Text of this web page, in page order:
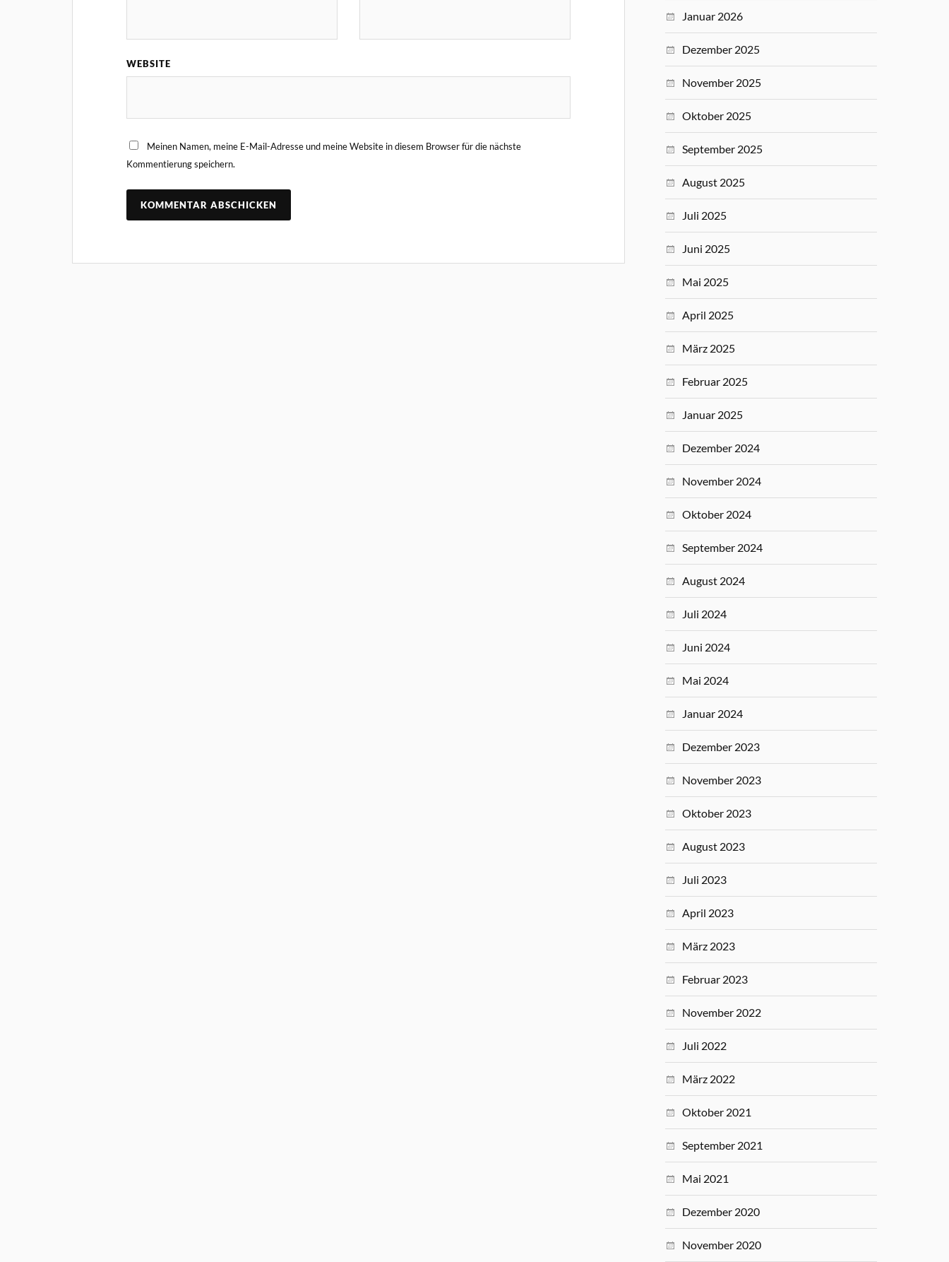
WEBSITE
Meinen Namen, meine E-Mail-Adresse und meine Website in diesem Browser für die nächste
Kommentierung speichern.
Januar 2026
Dezember 2025
November 2025
Oktober 2025
September 2025
August 2025
Juli 2025
Juni 2025
Mai 2025
April 2025
März 2025
Februar 2025
Januar 2025
Dezember 2024
November 2024
Oktober 2024
September 2024
August 2024
Juli 2024
Juni 2024
Mai 2024
Januar 2024
Dezember 2023
November 2023
Oktober 2023
August 2023
Juli 2023
April 2023
März 2023
Februar 2023
November 2022
Juli 2022
März 2022
Oktober 2021
September 2021
Mai 2021
Dezember 2020
November 2020